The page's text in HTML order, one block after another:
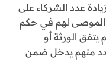
عدد الشركاء على
الموصى لهم في حكم
الورثة أو
منهم يدخل ضمن